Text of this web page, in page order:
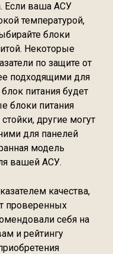
Если ваша АСУ
температурой,
блоки
Некоторые
по защите от
подходящими для
питания будет
блоки питания
другие могут
для панелей
модель
вашей АСУ.
качества,
проверенных
себя на
и рейтингу